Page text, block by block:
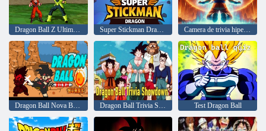
Dragon Ball Z Ultimate Battle 22 Super Stickman Dragon Camera de trivia hiperbolică
Test Dragon Ball